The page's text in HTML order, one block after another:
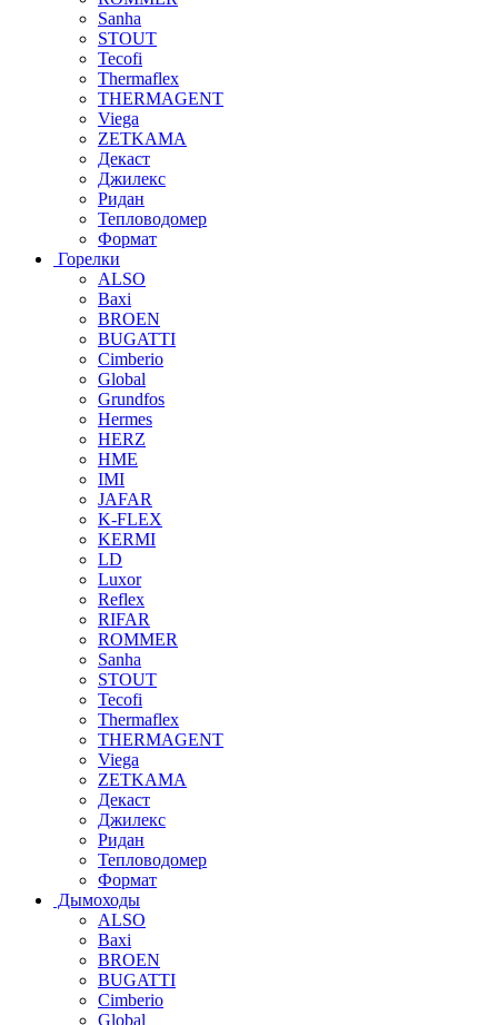
Sanha
STOUT
Tecofi
Thermaflex
THERMAGENT
Viega
ZETKAMA
Декаст
Джилекс
Ридан
Тепловодомер
Формат
Горелки
ALSO
Baxi
BROEN
BUGATTI
Cimberio
Global
Grundfos
Hermes
HERZ
HME
IMI
JAFAR
K-FLEX
KERMI
LD
Luxor
Reflex
RIFAR
ROMMER
Sanha
STOUT
Tecofi
Thermaflex
THERMAGENT
Viega
ZETKAMA
Декаст
Джилекс
Ридан
Тепловодомер
Формат
Дымоходы
ALSO
Baxi
BROEN
BUGATTI
Cimberio
Global